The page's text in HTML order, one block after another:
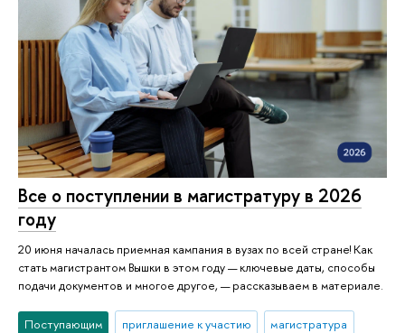
Все о поступлении в магистратуру в 2026
году
20 июня началась приемная кампания в вузах по всей стране! Как
стать магистрантом Вышки в этом году — ключевые даты, способы
подачи документов и многое другое, — рассказываем в материале.
Поступающим приглашение к участию магистратура